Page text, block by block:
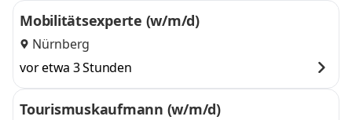
Mobilitätsexperte (w/m/d)
Nürnberg
vor etwa 3 Stunden
Tourismuskaufmann (w/m/d)